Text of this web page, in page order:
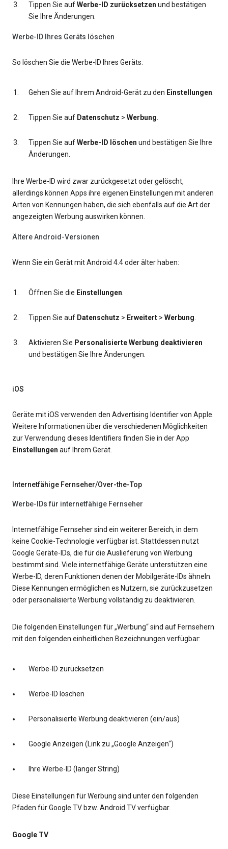
Tippen Sie aufWerbe-ID zurücksetzen und bestätigen
Sie Ihre Änderungen.
Werbe-ID Ihres Geräts löschen
So löschen Sie die Werbe-ID Ihres Geräts:
Gehen Sie auf Ihrem Android-Gerät zu den Einstellungen.
Tippen Sie auf Datenschutz > Werbung.
Tippen Sie aufWerbe-ID löschen und bestätigen Sie Ihre
Änderungen.
Ihre Werbe-ID wird zwar zurückgesetzt oder gelöscht,
allerdings können Apps ihre eigenen Einstellungen mit anderen
Arten von Kennungen haben, die sich ebenfalls auf die Art der
angezeigten Werbung auswirken können.
Ältere Android-Versionen
Wenn Sie ein Gerät mit Android 4.4 oder älter haben:
Öffnen Sie die Einstellungen.
Tippen Sie auf Datenschutz > Erweitert > Werbung.
Aktivieren Sie Personalisierte Werbung deaktivieren
und bestätigen Sie Ihre Änderungen.
iOS
Geräte mit iOS verwenden den Advertising Identifier von Apple.
Weitere Informationen über die verschiedenen Möglichkeiten
zur Verwendung dieses Identifiers finden Sie in der App
Einstellungen auf Ihrem Gerät.
Internetfähige Fernseher/Over-the-Top
Werbe-IDs für internetfähige Fernseher
Internetfähige Fernseher sind ein weiterer Bereich, in dem
keine Cookie-Technologie verfügbar ist. Stattdessen nutzt
Google Geräte-IDs, die für die Auslieferung von Werbung
bestimmt sind. Viele internetfähige Geräte unterstützen eine
Werbe-ID, deren Funktionen denen der Mobilgeräte-IDs ähneln.
Diese Kennungen ermöglichen es Nutzern, sie zurückzusetzen
oder personalisierte Werbung vollständig zu deaktivieren.
Die folgenden Einstellungen für „Werbung“ sind auf Fernsehern
mit den folgenden einheitlichen Bezeichnungen verfügbar:
Werbe-ID zurücksetzen
Werbe-ID löschen
Personalisierte Werbung deaktivieren (ein/aus)
Google Anzeigen (Link zu „Google Anzeigen“)
Ihre Werbe-ID (langer String)
Diese Einstellungen für Werbung sind unter den folgenden
Pfaden für Google TV bzw. Android TV verfügbar.
Google TV